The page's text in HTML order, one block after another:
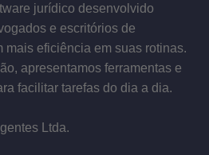
jurídico desenvolvido
e escritórios de
mais eficiência em suas rotinas.
apresentamos ferramentas e
facilitar tarefas do dia a dia.
Ltda.